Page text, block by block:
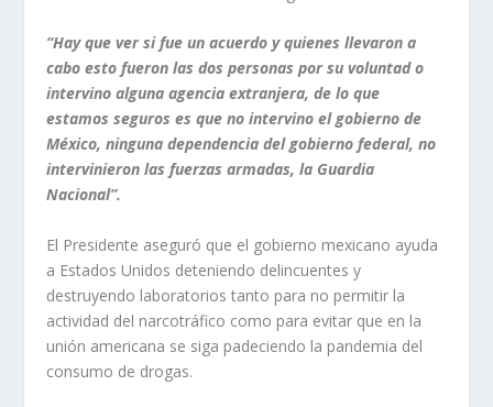
“Hay que ver si fue un acuerdo y quienes llevaron a
cabo esto fueron las dos personas por su voluntad o
intervino alguna agencia extranjera, de lo que
estamos seguros es que no intervino el gobierno de
México, ninguna dependencia del gobierno federal, no
intervinieron las fuerzas armadas, la Guardia
Nacional”.
El Presidente aseguró que el gobierno mexicano ayuda
a Estados Unidos deteniendo delincuentes y
destruyendo laboratorios tanto para no permitir la
actividad del narcotráfico como para evitar que en la
unión americana se siga padeciendo la pandemia del
consumo de drogas.